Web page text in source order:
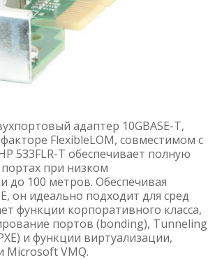
адаптер 10GBASE-T,
FlexibleLOM, совместимом с
533FLR-T обеспечивает полную
при низком
до 100 метров. Обеспечивая
он идеально подходит для сред
функции корпоративного класса,
портов (bonding), Tunneling
и функции виртуализации,
Microsoft VMQ.